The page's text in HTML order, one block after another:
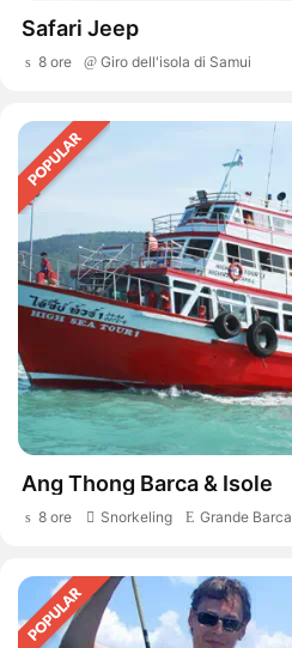
Safari Jeep
8 ore Giro dell'isola di Samui
Ang Thong Barca & Isole
8 ore Snorkeling Grande Barca